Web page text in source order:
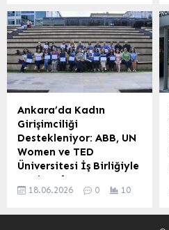
büyük...
yangınlarına karşı
toplumsal farkındalığı
artırmak amacıyla önemli
bir çağrıda bulundu.
Ormanların sadece
bugünün değil, gelecek
nesillerin de ortak mirası
olduğuna vurgu yapılan
bir video ile kamuoyuna
seslenen dernek, “Bir
kıvılcım bir ormanı, bir
orman ise bir geleceği yok
edebilir” mesajını öne
Yangınlarına Karşı
Ankara’da Kadın
Girişimciliği
Destekleniyor: ABB, UN
Women ve TED
Üniversitesi İş Birliğiyle
Yeni Proje
Ankara Büyükşehir
18.06.2026 0 10